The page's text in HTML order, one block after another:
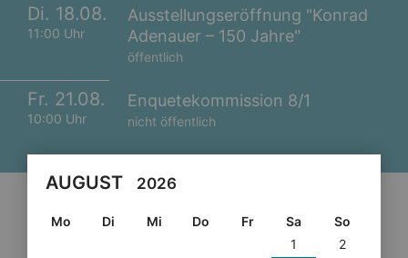
Di. 18.08.
11:00 Uhr
Ausstellungseröffnung "Konrad
Adenauer – 150 Jahre"
öffentlich
Fr. 21.08.
10:00 Uhr
Enquetekommission 8/1
nicht öffentlich
AUGUST 2026
Mo Di Mi Do Fr Sa
So
1
2